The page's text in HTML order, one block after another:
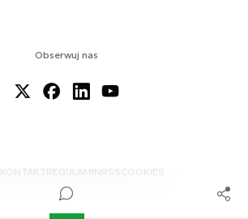
Obserwuj nas
KONTAKTREGULAMINRSS COOKIES